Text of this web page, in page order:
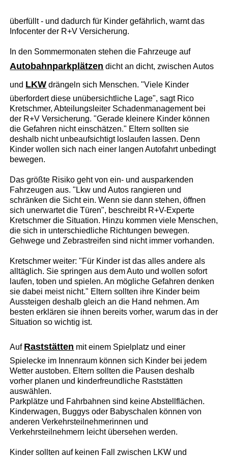
überfüllt - und dadurch für Kinder gefährlich, warnt das
Infocenter der R+V Versicherung.
In den Sommermonaten stehen die Fahrzeuge auf
Autobahnparkplätzen dicht an dicht, zwischen Autos
und LKW drängeln sich Menschen. "Viele Kinder
überfordert diese unübersichtliche Lage", sagt Rico
Kretschmer, Abteilungsleiter Schadenmanagement bei
der R+V Versicherung. "Gerade kleinere Kinder können
die Gefahren nicht einschätzen." Eltern sollten sie
deshalb nicht unbeaufsichtigt loslaufen lassen. Denn
Kinder wollen sich nach einer langen Autofahrt unbedingt
bewegen.
Das größte Risiko geht von ein- und ausparkenden
Fahrzeugen aus. "Lkw und Autos rangieren und
schränken die Sicht ein. Wenn sie dann stehen, öffnen
sich unerwartet die Türen", beschreibt R+V-Experte
Kretschmer die Situation. Hinzu kommen viele Menschen,
die sich in unterschiedliche Richtungen bewegen.
Gehwege und Zebrastreifen sind nicht immer vorhanden.
Kretschmer weiter: "Für Kinder ist das alles andere als
alltäglich. Sie springen aus dem Auto und wollen sofort
laufen, toben und spielen. An mögliche Gefahren denken
sie dabei meist nicht." Eltern sollten ihre Kinder beim
Aussteigen deshalb gleich an die Hand nehmen. Am
besten erklären sie ihnen bereits vorher, warum das in der
Situation so wichtig ist.
Auf Raststätten mit einem Spielplatz und einer
Spielecke im Innenraum können sich Kinder bei jedem
Wetter austoben. Eltern sollten die Pausen deshalb
vorher planen und kinderfreundliche Raststätten
auswählen.
Parkplätze und Fahrbahnen sind keine Abstellflächen.
Kinderwagen, Buggys oder Babyschalen können von
anderen Verkehrsteilnehmerinnen und
Verkehrsteilnehmern leicht übersehen werden.
Kinder sollten auf keinen Fall zwischen LKW und